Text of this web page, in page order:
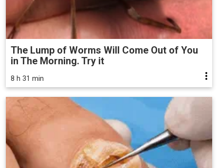
The Lump of Worms Will Come Out of You
in The Morning. Try it
8 h 31 min